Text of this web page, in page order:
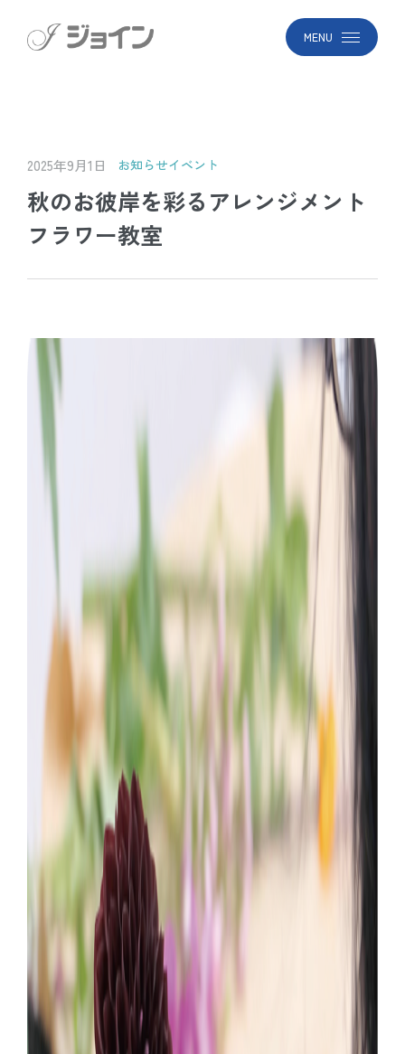
MENU
2025年9月1日 お知らせイベント
秋のお彼岸を彩るアレンジメント
フラワー教室